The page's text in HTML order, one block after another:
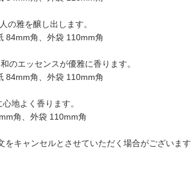
の雅を醸し出します。
84mm角、外袋 110mm角
のエッセンスが優雅に香ります。
84mm角、外袋 110mm角
地よく香ります。
角、外袋 110mm角
キャンセルとさせていただく場合がございま